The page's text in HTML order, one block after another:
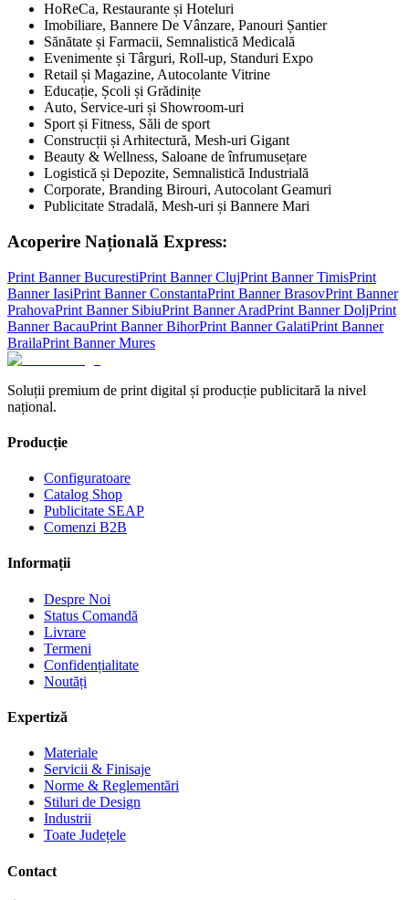
HoReCa, Restaurante și Hoteluri
Imobiliare, Bannere De Vânzare, Panouri Șantier
Sănătate și Farmacii, Semnalistică Medicală
Evenimente și Târguri, Roll-up, Standuri Expo
Retail și Magazine, Autocolante Vitrine
Educație, Școli și Grădinițe
Auto, Service-uri și Showroom-uri
Sport și Fitness, Săli de sport
Construcții și Arhitectură, Mesh-uri Gigant
Beauty & Wellness, Saloane de înfrumusețare
Logistică și Depozite, Semnalistică Industrială
Corporate, Branding Birouri, Autocolant Geamuri
Publicitate Stradală, Mesh-uri și Bannere Mari
Acoperire Națională Express:
Print BannerBucurestiPrint BannerClujPrint BannerTimisPrint
BannerIasiPrint BannerConstantaPrint BannerBrasovPrint Banner
PrahovaPrint Banner SibiuPrint BannerAradPrint BannerDoljPrint
BannerBacauPrint BannerBihorPrint BannerGalatiPrint Banner
BrailaPrint BannerMures
Soluții premium de print digital și producție publicitară la nivel
național.
Producție
Configuratoare
Catalog Shop
Publicitate SEAP
Comenzi B2B
Informații
Despre Noi
Status Comandă
Livrare
Termeni
Confidențialitate
Noutăți
Expertiză
Materiale
Servicii & Finisaje
Norme & Reglementări
Stiluri de Design
Industrii
Toate Județele
Contact